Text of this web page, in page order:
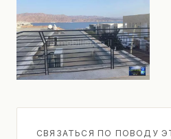
СВЯЗАТЬСЯ ПО ПОВОДУ